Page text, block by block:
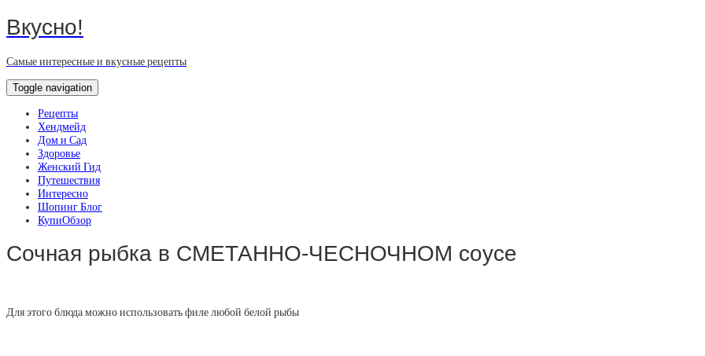
Вкусно!
Самые интересные и вкусные рецепты
Toggle navigation
Рецепты
Хендмейд
Дом и Сад
Здоровье
Женский Гид
Путешествия
Интересно
Шопинг Блог
КупиОбзор
Сочная рыбка в СМЕТАННО-ЧЕСНОЧНОМ соусе
Для этого блюда можно использовать филе любой белой рыбы